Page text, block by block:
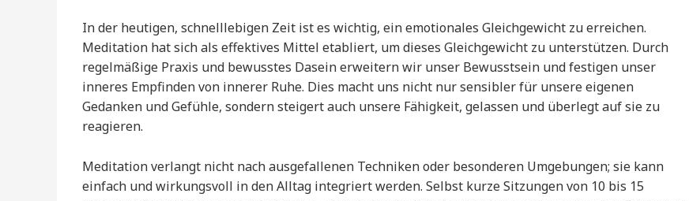
In der heutigen, schnelllebigen Zeit ist es wichtig, ein emotionales Gleichgewicht zu erreichen.
Meditation hat sich als effektives Mittel etabliert, um dieses Gleichgewicht zu unterstützen. Durch
regelmäßige Praxis und bewusstes Dasein erweitern wir unser Bewusstsein und festigen unser
inneres Empfinden von innerer Ruhe. Dies macht uns nicht nur sensibler für unsere eigenen
Gedanken und Gefühle, sondern steigert auch unsere Fähigkeit, gelassen und überlegt auf sie zu
reagieren.
Meditation verlangt nicht nach ausgefallenen Techniken oder besonderen Umgebungen; sie kann
einfach und wirkungsvoll in den Alltag integriert werden. Selbst kurze Sitzungen von 10 bis 15